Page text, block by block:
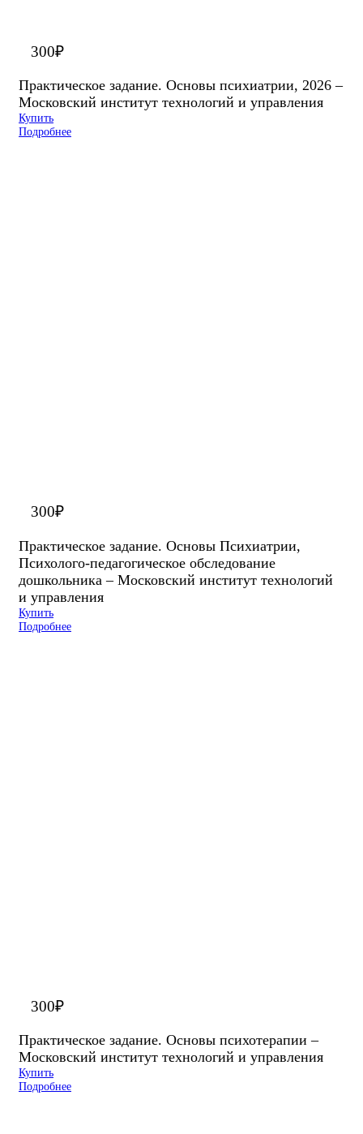
300₽
Практическое задание. Основы психиатрии, 2026 –
Московский институт технологий и управления
Купить
Подробнее
300₽
Практическое задание. Основы Психиатрии,
Психолого-педагогическое обследование
дошкольника – Московский институт технологий
и управления
Купить
Подробнее
300₽
Практическое задание. Основы психотерапии –
Московский институт технологий и управления
Купить
Подробнее